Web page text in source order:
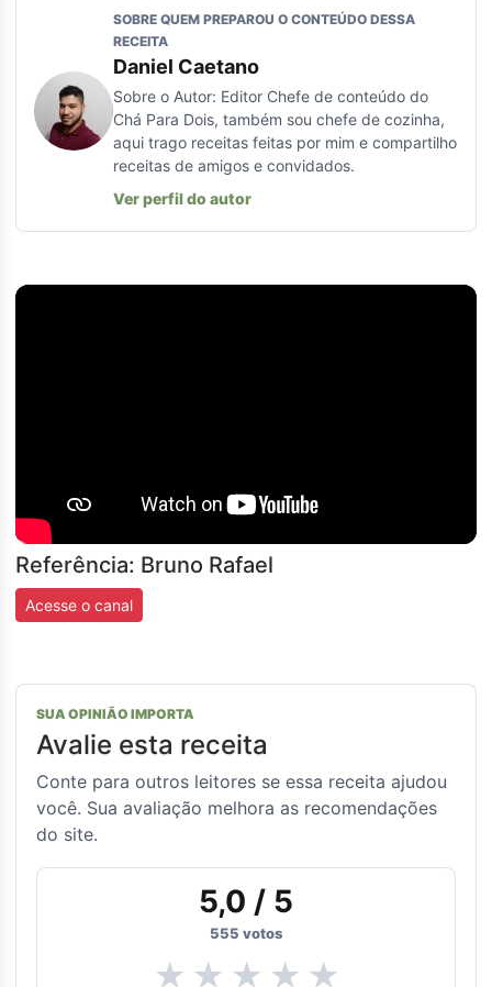
SOBRE QUEM PREPAROU O CONTEÚDO DESSA
RECEITA
Daniel Caetano
Sobre o Autor: Editor Chefe de conteúdo do
Chá Para Dois, também sou chefe de cozinha,
aqui trago receitas feitas por mim e compartilho
receitas de amigos e convidados.
Ver perfil do autor
Referência: Bruno Rafael
Acesse o canal
SUA OPINIÃO IMPORTA
Avalie esta receita
Conte para outros leitores se essa receita ajudou
você. Sua avaliação melhora as recomendações
do site.
5,0 / 5
555 votos
★ ★ ★ ★ ★